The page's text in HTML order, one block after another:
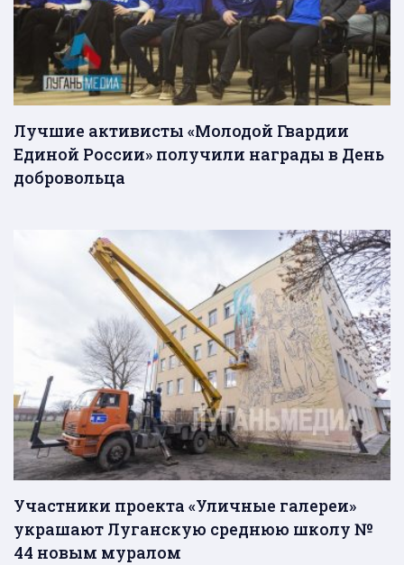
Лучшие активисты «Молодой Гвардии
Единой России» получили награды в День
добровольца
Участники проекта «Уличные галереи»
украшают Луганскую среднюю школу №
44 новым муралом